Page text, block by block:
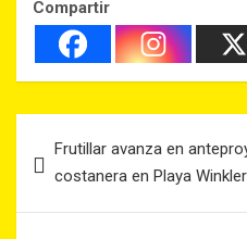
Compartir
Frutillar avanza en
costanera en Playa Winkler